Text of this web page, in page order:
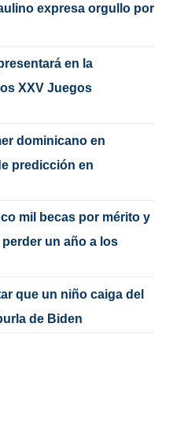
expresa orgullo por
en la
XXV Juegos
dominicano en
predicción en
mil becas por mérito y
un año a los
que un niño caiga del
de Biden